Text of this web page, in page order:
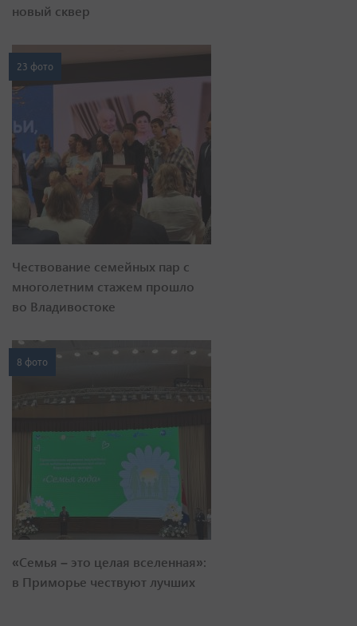
новый сквер
23 фото
Чествование семейных пар с
многолетним стажем прошло
во Владивостоке
8 фото
«Семья – это целая вселенная»:
в Приморье чествуют лучших